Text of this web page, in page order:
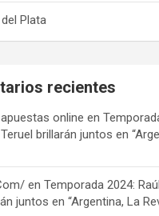
Plata
recientes
online en
brillarán juntos en
en Temporada 2024:
juntos en “Argentina, La